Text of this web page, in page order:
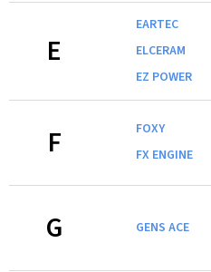
E
EARTEC
ELCERAM
EZ POWER
F
FOXY
FX ENGINE
G GENS ACE